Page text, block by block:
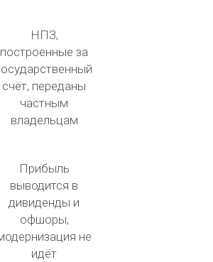
НПЗ,
построенные за
счёт, переданы
частным
владельцам
Прибыль
выводится в
дивиденды и
офшоры,
не
идёт